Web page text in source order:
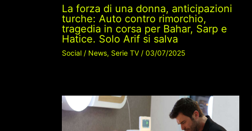
La forza di una donna, anticipazioni
turche: Auto contro rimorchio,
tragedia in corsa per Bahar, Sarp e
Hatice. Solo Arif si salva
Social / News, Serie TV / 03/07/2025